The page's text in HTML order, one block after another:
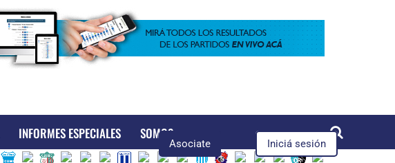
Asociate Iniciá sesión
INFORMES ESPECIALES SOMOS